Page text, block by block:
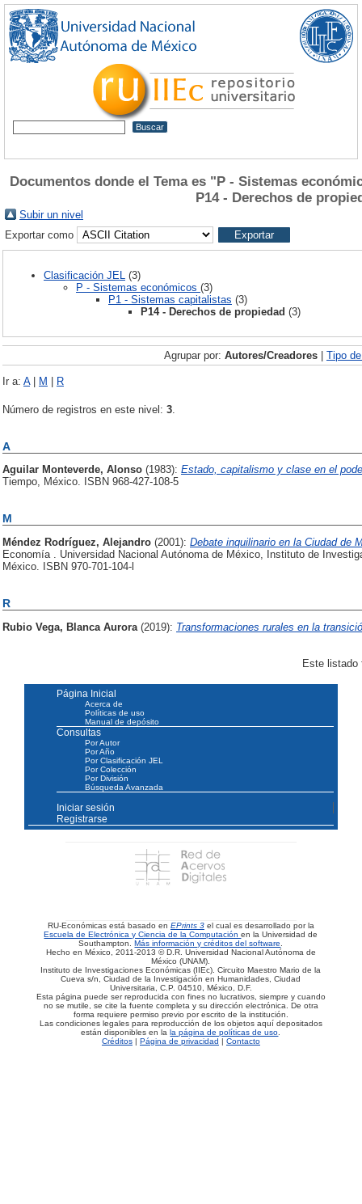
Documentos donde el Tema es "P - Sistemas
P14 - Derechos de
Subir un nivel
Exportar como
Clasificación JEL
(3)
P - Sistemas económicos (3)
P1 - Sistemas capitalistas (3)
P14 - Derechos de propiedad (3)
Agrupar por: Autores/Creadores | Tipo
Ir a: A| M | R
Número de registros en este nivel: 3
A
Aguilar Monteverde, Alonso (1983): Estado, capitalismo y clase en el
Tiempo, México. ISBN 968-427-108-5
M
Méndez Rodríguez, Alejandro (2001): Debate inquilinario en la Ciudad de
Economía . Universidad Nacional Autónoma de México, Instituto de
México. ISBN 970-701-104-l
R
Rubio Vega, Blanca Aurora (2019): Transformaciones rurales en la
Este
Página Inicial
Acerca de
Políticas de uso
Manual de depósito
Consultas
Por Autor
Por Año
Por Clasificación JEL
Por Colección
Por División
Búsqueda Avanzada
Iniciar sesión
Registrarse
RU-Económicas está basado en EPrints 3 el cual es desarrollado por la
Escuela de Electrónica y Ciencia de la Computaciónen la Universidad de
Southampton.Más información y créditos del software.
Hecho en México, 2011-2013 © D.R. Universidad Nacional Autónoma de
México (UNAM).
Instituto de Investigaciones Económicas (IIEc). Circuito Maestro Mario de la
Cueva s/n, Ciudad de la Investigación en Humanidades, Ciudad
Universitaria, C.P. 04510, México, D.F.
Esta página puede ser reproducida con fines no lucrativos, siempre y cuando
no se mutile, se cite la fuente completa y su dirección electrónica. De otra
forma requiere permiso previo por escrito de la institución.
Las condiciones legales para reproducción de los objetos aquí depositados
están disponibles en lala página de políticas de uso.
Créditos| Página de privacidad | Contacto